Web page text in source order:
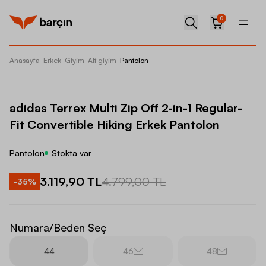
0
Anasayfa-Erkek-Giyim-Alt giyim-Pantolon
adidas Terrex Multi Zip Off 2-in-1 Regular-
Fit Convertible Hiking Erkek Pantolon
Pantolon Stokta var
-35% 3.119,90 TL4.799,00 TL
Numara/Beden Seç
44 46 48